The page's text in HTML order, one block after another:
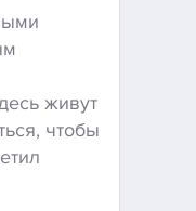
живут
чтобы